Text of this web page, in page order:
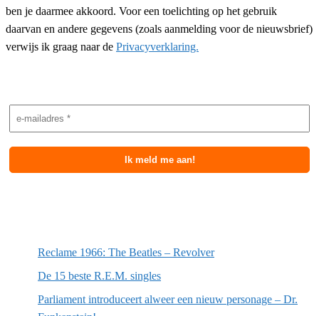
ben je daarmee akkoord. Voor een toelichting op het gebruik
daarvan en andere gegevens (zoals aanmelding voor de nieuwsbrief)
verwijs ik graag naar de Privacyverklaring.
Reclame 1966: The Beatles – Revolver
De 15 beste R.E.M. singles
Parliament introduceert alweer een nieuw personage – Dr.